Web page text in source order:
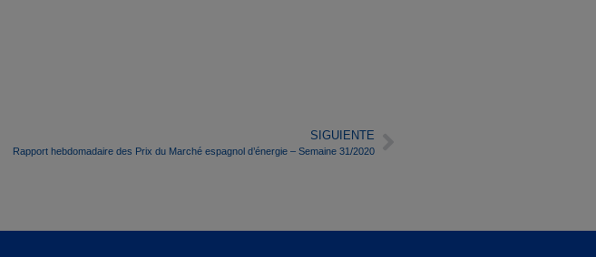
SIGUIENTE
Rapport hebdomadaire des Prix du Marché espagnol d’énergie – Semaine 31/2020